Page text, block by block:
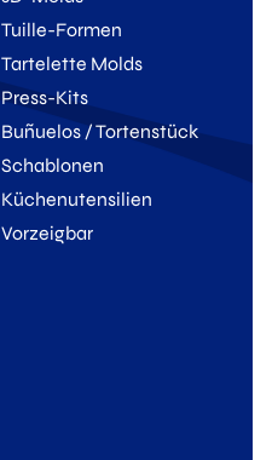
Tuille-Formen
Tartelette Molds
Press-Kits
Buñuelos / Tortenstück
Schablonen
Küchenutensilien
Vorzeigbar